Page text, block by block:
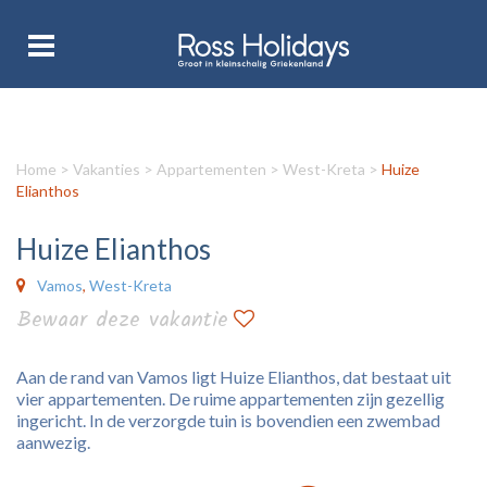
Home > Vakanties > Appartementen > West-Kreta > Huize
Elianthos
Huize Elianthos
Vamos, West-Kreta
Bewaar deze vakantie
Aan de rand van Vamos ligt Huize Elianthos, dat bestaat uit
vier appartementen. De ruime appartementen zijn gezellig
ingericht. In de verzorgde tuin is bovendien een zwembad
aanwezig.